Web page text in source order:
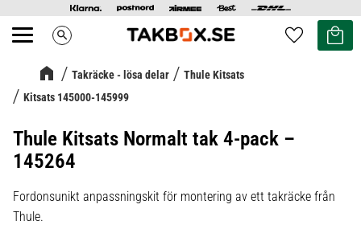
Meny search Favoriter
Kundvagn
Takräcke - lösa delar
Thule Kitsats
Kitsats 145000-145999
Thule Kitsats Normalt tak 4-pack –
145264
Fordonsunikt anpassningskit för montering av ett takräcke från
Thule.